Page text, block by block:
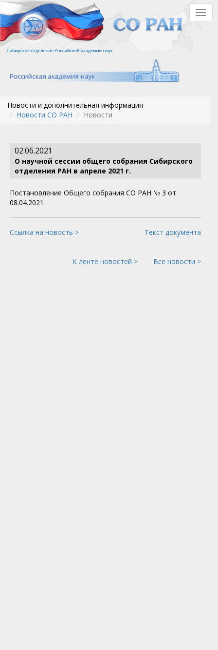
Перейти
к
основному
содержанию
Новости и дополнительная информация
Новости СО РАН
Новости
02.06.2021
О научной сессии общего собрания Сибирского
отделения РАН в апреле 2021 г.
Постановление Общего собрания СО РАН № 3 от
08.04.2021
Ссылка на новость > Текст документа
К ленте новостей > Все новости >